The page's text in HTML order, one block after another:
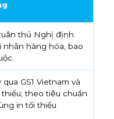
thủ Nghị định
nhãn hàng hóa, bao
GS1 Vietnam và
theo tiêu chuẩn
in tối thiểu